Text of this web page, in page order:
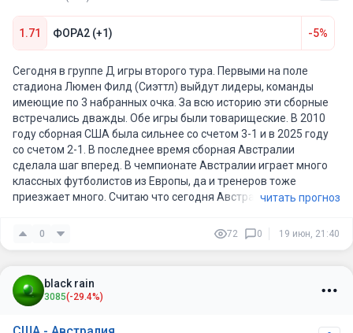
1.71 ФОРА2 (+1) -5%
Сегодня в группе Д игры второго тура. Первыми на поле
стадиона Люмен Филд (Сиэттл) выйдут лидеры, команды
имеющие по 3 набранных очка. За всю историю эти сборные
встречались дважды. Обе игры были товарищеские. В 2010
году сборная США была сильнее со счетом 3-1 и в 2025 году
со счетом 2-1. В последнее время сборная Австралии
сделала шаг вперед. В чемпионате Австралии играет много
классных футболистов из Европы, да и тренеров тоже
приезжает много. Считаю что сегодня Австралия может
проиграть с разницей не более чем в один мяч. Предлагаю
читать прогноз
0 72 0 19 июн, 21:40
black rain
3085(-29.4%)